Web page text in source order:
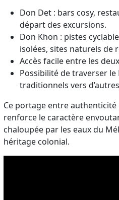
Don Det : bars cosy,
départ des excursions.
Don Khon : pistes
isolées, sites naturels de
Accès facile entre les
Possibilité de traverser
traditionnels vers
Ce portage entre
renforce le caractère
chaloupée par les eaux du
héritage colonial.